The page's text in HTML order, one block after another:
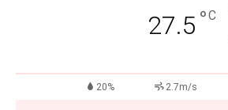
27.5 °C
20% 2.7m/s